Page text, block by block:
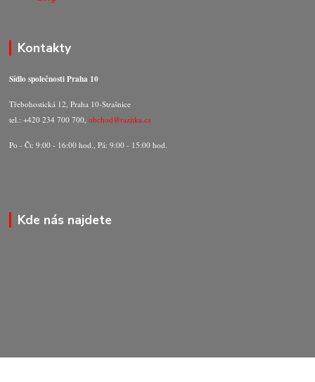
Kontakty
Sídlo společnosti Praha 10
Třebohostická 12, Praha 10-Strašnice
tel.: +420 234 700 700,obchod@razitka.cz
Po - Čt: 9:00 - 16:00 hod., Pá: 9:00 - 15:00 hod.
Kde nás najdete